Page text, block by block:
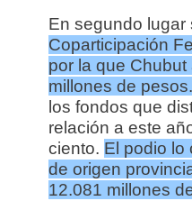
En segundo lugar
Coparticipación
por la que
millones de pesos.
los fondos que
relación a este
ciento. El podio lo
de origen
12.081 millones